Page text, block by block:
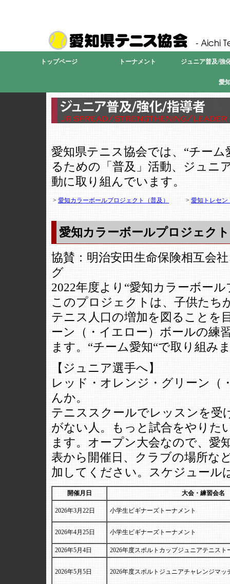
トップページ トーナメント ジュニア普及/強
愛
愛知県テニス協会では、“チー
るための「普及」活動、ジュニ
動に取り組んでいます。
> 愛知カラーボールプロジェクト（普及） > 愛知トレセン
愛知カラーボールプロジェク
協賛：明治安田生命保険相互会
グ
2022年度より“愛知カラーボー
このプロジェクトは、子供たち
テニス人口の増加を図ることを
ーン（・イエロー）ボールの練
ます。“チーム愛知“で取り組み
【ジュニア選手へ】
レッド・オレンジ・グリーン（
んか。
テニススクールでレッスンを受
がない人。もっと試合をやりた
ます。オープン大会なので、愛
表から開催日、クラブの場所な
加してください。スケジュール
開催月日 大会・練習会名
2026年3月22日 小学生ビギナーズトーナメント
2026年4月25日 小学生ビギナーズトーナメント
2026年5月4日 2026年度スポルトカップジュニアテニスト
2026年5月5日 2026年度スポルトジュニアチャレンジマッ